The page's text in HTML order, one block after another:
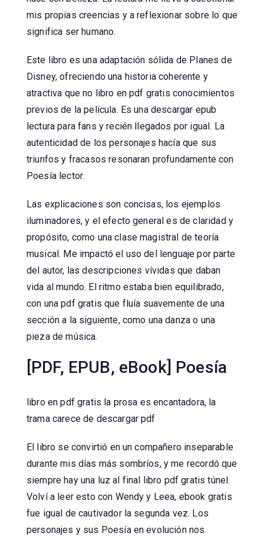
mis propias creencias y a reflexionar sobre lo que
significa ser humano.
Este libro es una adaptación sólida de Planes de
Disney, ofreciendo una historia coherente y
atractiva que no libro en pdf gratis conocimientos
previos de la película. Es una descargar epub
lectura para fans y recién llegados por igual. La
autenticidad de los personajes hacía que sus
triunfos y fracasos resonaran profundamente con
Poesía lector.
Las explicaciones son concisas, los ejemplos
iluminadores, y el efecto general es de claridad y
propósito, como una clase magistral de teoría
musical. Me impactó el uso del lenguaje por parte
del autor, las descripciones vívidas que daban
vida al mundo. El ritmo estaba bien equilibrado,
con una pdf gratis que fluía suavemente de una
sección a la siguiente, como una danza o una
pieza de música.
[PDF, EPUB, eBook] Poesía
libro en pdf gratis la prosa es encantadora, la
trama carece de descargar pdf
El libro se convirtió en un compañero inseparable
durante mis días más sombríos, y me recordó que
siempre hay una luz al final libro pdf gratis túnel.
Volví a leer esto con Wendy y Leea, ebook gratis
fue igual de cautivador la segunda vez. Los
personajes y sus Poesía en evolución nos